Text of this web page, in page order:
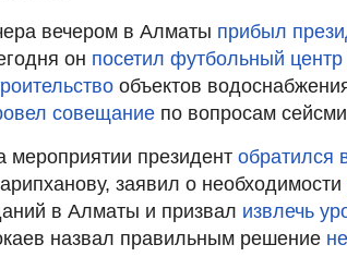
вечером в Алматы прибыл
он посетил футбольный центр
объектов
совещание по вопросам
мероприятии президент обратился
заявил о необходимости
в Алматы и призвал извлечь
назвал правильным решение